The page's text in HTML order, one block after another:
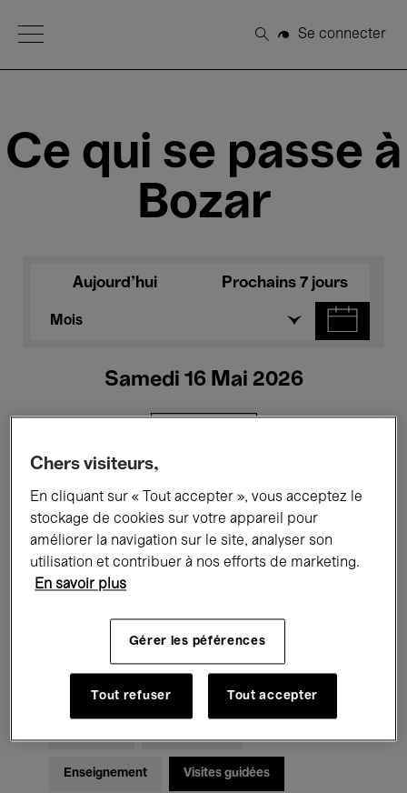
Open Menu
Rechercher
Se connecter
Ce qui se passe à
Bozar
Aujourd'hui Prochains 7 jours
Mois
Samedi 16 Mai 2026
Tous les événements Concerts
Expositions Performances
Rencontres & Débats
Musique classique Global Music
Enseignement Visites guidées
Chers visiteurs,
En cliquant sur « Tout accepter », vous acceptez le
stockage de cookies sur votre appareil pour
améliorer la navigation sur le site, analyser son
utilisation et contribuer à nos efforts de marketing.
En savoir plus
Gérer les péférences
Tout refuser Tout accepter